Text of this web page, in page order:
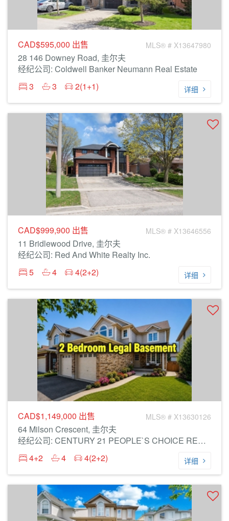
CAD$595,000 出售 MLS® # X13647980
28 146 Downey Road, 圭尔夫
经纪公司: Coldwell Banker Neumann Real Estate
3
3 2(1+1) 详细
CAD$999,900 出售 MLS® # X13646556
11 Bridlewood Drive, 圭尔夫
经纪公司: Red And White Realty Inc.
5
4 4(2+2) 详细
CAD$1,149,000 出售 MLS® # X13630126
64 Milson Crescent, 圭尔夫
经纪公司: CENTURY 21 PEOPLE`S CHOICE REALTY INC.
4+2
4 4(2+2) 详细